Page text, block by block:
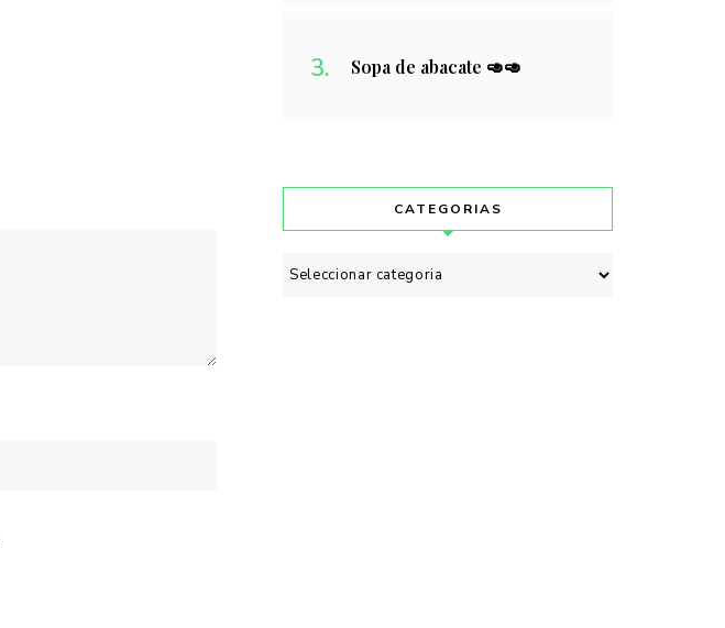
Sopa de abacate 🥑🥑
CATEGORIAS
Categorias